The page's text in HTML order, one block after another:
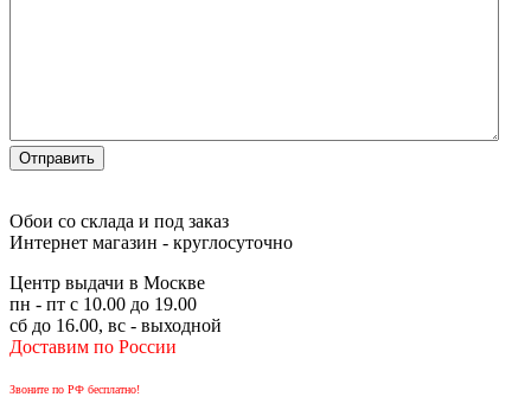
Обои со склада и под заказ
Интернет магазин - круглосуточно
Центр выдачи в Москве
пн - пт с 10.00 до 19.00
сб до 16.00, вс - выходной
Доставим по России
Звоните по РФ бесплатно!